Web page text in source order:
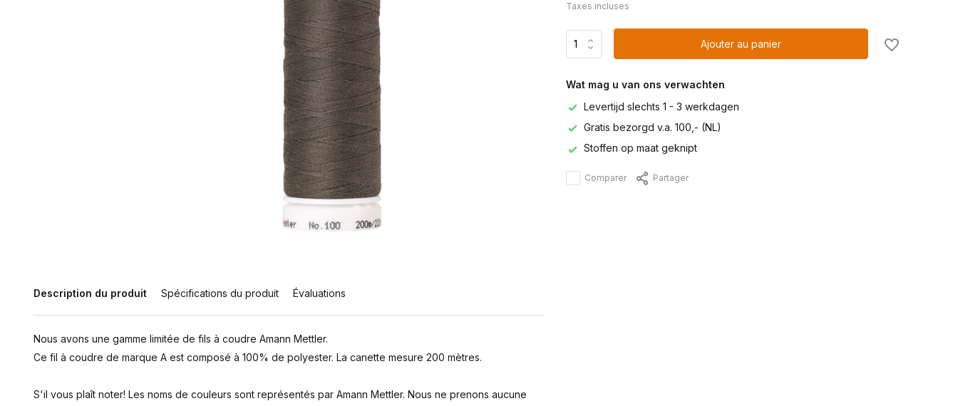
Description du produit Spécifications du produit Évaluations
Nous avons une gamme limitée de fils à coudre Amann Mettler.
Ce fil à coudre de marque A est composé à 100% de polyester. La canette mesure 200 mètres.
S'il vous plaît noter! Les noms de couleurs sont représentés par Amann Mettler. Nous ne prenons aucune
Taxes incluses
Ajouter au panier
Wat mag u van ons verwachten
Levertijd slechts 1 - 3 werkdagen
Gratis bezorgd v.a. 100,- (NL)
Stoffen op maat geknipt
Comparer Partager